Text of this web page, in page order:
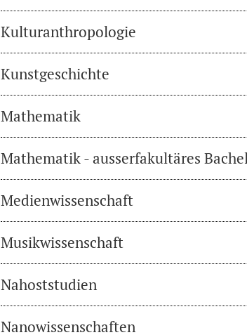
Kulturanthropologie
Kunstgeschichte
Mathematik
Mathematik - ausserfakultäres
Medienwissenschaft
Musikwissenschaft
Nahoststudien
Nanowissenschaften